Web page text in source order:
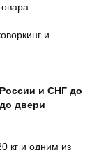
и
и СНГ до
двери
кг и одним из